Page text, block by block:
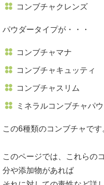
作用はどうなの？
コンブチャクレンズ
パウダータイプが・・・
コンブチャマナ
コンブチャキュッティ
コンブチャスリム
ミネラルコンブチャパ
この6種類のコンブチャです
このページでは、これらの
分や添加物があれば